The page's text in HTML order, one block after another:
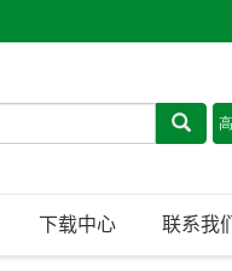
下载中心 联系我们